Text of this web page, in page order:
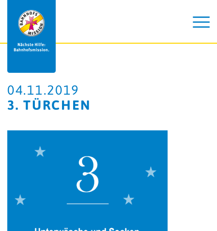
04.11.2019
3. TÜRCHEN